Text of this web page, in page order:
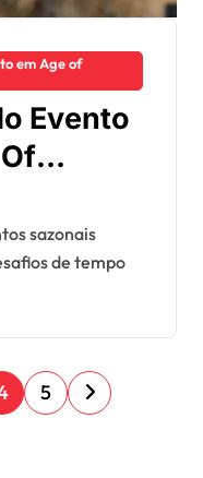
em Age of
Evento
de
de
de tempo
5